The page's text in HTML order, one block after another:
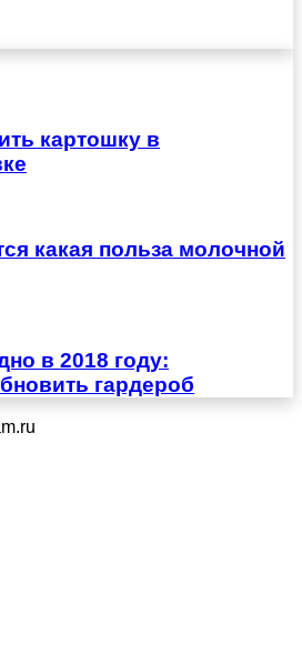
картошку в
какая польза молочной
в 2018 году:
гардероб